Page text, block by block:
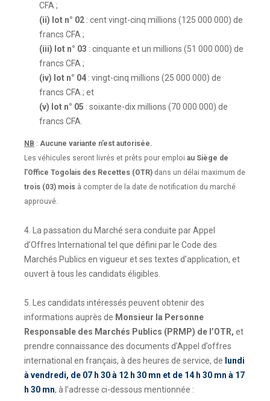
CFA ;
(ii) lot n° 02 : cent vingt-cinq millions (125 000 000) de
francs CFA ;
(iii) lot n° 03 : cinquante et un millions (51 000 000) de
francs CFA ;
(iv) lot n° 04 : vingt-cinq millions (25 000 000) de
francs CFA ; et
(v) lot n° 05 : soixante-dix millions (70 000 000) de
francs CFA.
NB : Aucune variante n’est autorisée.
Les véhicules seront livrés et prêts pour emploi au Siège de
l’Office Togolais des Recettes (OTR) dans un délai maximum de
trois (03) mois à compter de la date de notification du marché
approuvé.
4. La passation du Marché sera conduite par Appel
d’Offres International tel que défini par le Code des
Marchés Publics en vigueur et ses textes d’application, et
ouvert à tous les candidats éligibles.
5. Les candidats intéressés peuvent obtenir des
informations auprès de Monsieur la Personne
Responsable des Marchés Publics (PRMP) de l’OTR, et
prendre connaissance des documents d’Appel d’offres
international en français, à des heures de service, de lundi
à vendredi, de 07 h 30 à 12 h 30 mn et de 14 h 30 mn à 17
h 30 mn, à l’adresse ci-dessous mentionnée :